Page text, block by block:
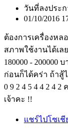
วันที่ลงประก
01/10/2016
ต้องการเครื่องห
สภาพใช้งานได้เล
180000 - 200000
ก่อนก็ได้คร่า ถ้าสู้
0 9 2 4 5 4 4 2 4
เจ้าคะ !!
แชร์ไปโซเชี